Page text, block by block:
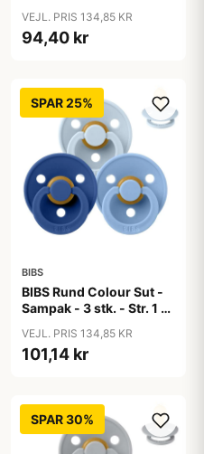
VEJL. PRIS 134,85 KR
94,40 kr
SPAR 25%
BIBS
BIBS Rund Colour Sut -
Sampak - 3 stk. - Str. 1 -
VEJL. PRIS 134,85 KR
101,14 kr
SPAR 30%